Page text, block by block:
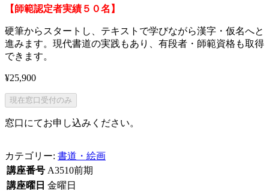
【師範認定者実績５０名 】
硬筆からスタートし、テキストで学びながら漢字・仮名へと
進みます。現代書道の実践もあり、有段者・師範資格も取得
できます。
¥25,900
現在窓口受付のみ
窓口にてお申し込みください。
カテゴリー: 書道・絵画
講座番号 A3510前期
講座曜日 金曜日